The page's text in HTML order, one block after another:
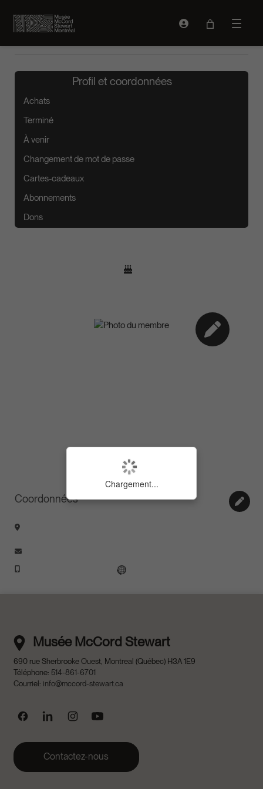
Connexion Ouvrir
Profil et coordonnées
Achats
Terminé
À venir
Changement de mot de passe
Cartes-cadeaux
Abonnements
Dons
Coordonnées
Numéro de téléphone
No
Musée McCord Stewart
690 rue Sherbrooke Ouest, Montreal (Québec) H3A 1E9
Téléphone: 514-861-6701
Courriel: info@mccord-stewart.ca
Suivez nous sur Facebook
Suivez nous sur Linked In
Suivez nous sur Instagram
Suivez nous sur Youtube
Contactez-nous
Chargement...